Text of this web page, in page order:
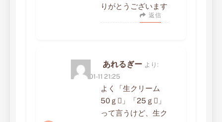
りがとうございます
返信
あれるぎー より:
2023-01-11 21:25
よく「生クリーム
50ｇ」「25ｇ」
って言うけど、生ク